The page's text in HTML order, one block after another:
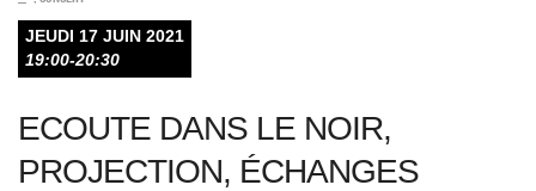
JEUDI 17 JUIN 2021
19:00-20:30
ECOUTE DANS LE NOIR,
PROJECTION, ÉCHANGES